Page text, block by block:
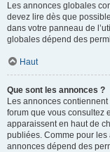
Les annonces globales
devez lire dès que
dans votre panneau de
globales dépend des
Haut
Que sont les annonces ?
Les annonces
forum que vous consultez
apparaissent en haut de
publiées. Comme pour
annonces dépend des